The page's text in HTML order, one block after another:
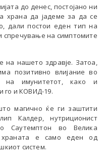
до денес, постојано ни
храна да јадеме за да се
дали постои еден тип на
спречување на симптомите
на нашето здравје. Затоа,
позитивно влијание во
на имунитетот, како и
го и КОВИД-19.
магично ќе ги заштити
Калдер, нутриционист
Саутемптон во Велика
храната е само еден од
систем.